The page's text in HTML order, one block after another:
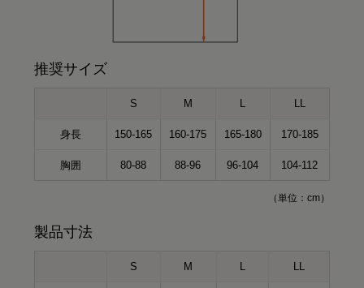
推奨サイズ
S M L LL
身長 150-165 160-175 165-180 170-185
胸囲 80-88 88-96 96-104 104-112
（単位：cm）
製品寸法
S M